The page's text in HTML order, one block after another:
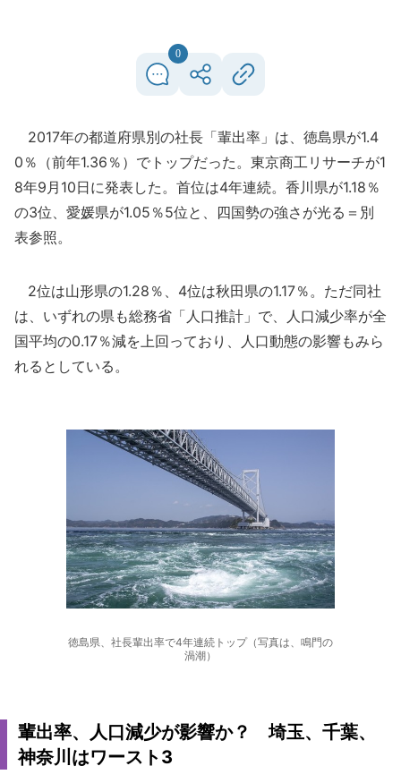
0
2017年の都道府県別の社長「輩出率」は、徳島県が1.4
0％（前年1.36％）でトップだった。東京商工リサーチが1
8年9月10日に発表した。首位は4年連続。香川県が1.18％
の3位、愛媛県が1.05％5位と、四国勢の強さが光る＝別
表参照。
2位は山形県の1.28％、4位は秋田県の1.17％。ただ同社
は、いずれの県も総務省「人口推計」で、人口減少率が全
国平均の0.17％減を上回っており、人口動態の影響もみら
れるとしている。
徳島県、社長輩出率で4年連続トップ（写真は、鳴門の
渦潮）
輩出率、人口減少が影響か？ 埼玉、千葉、
神奈川はワースト3